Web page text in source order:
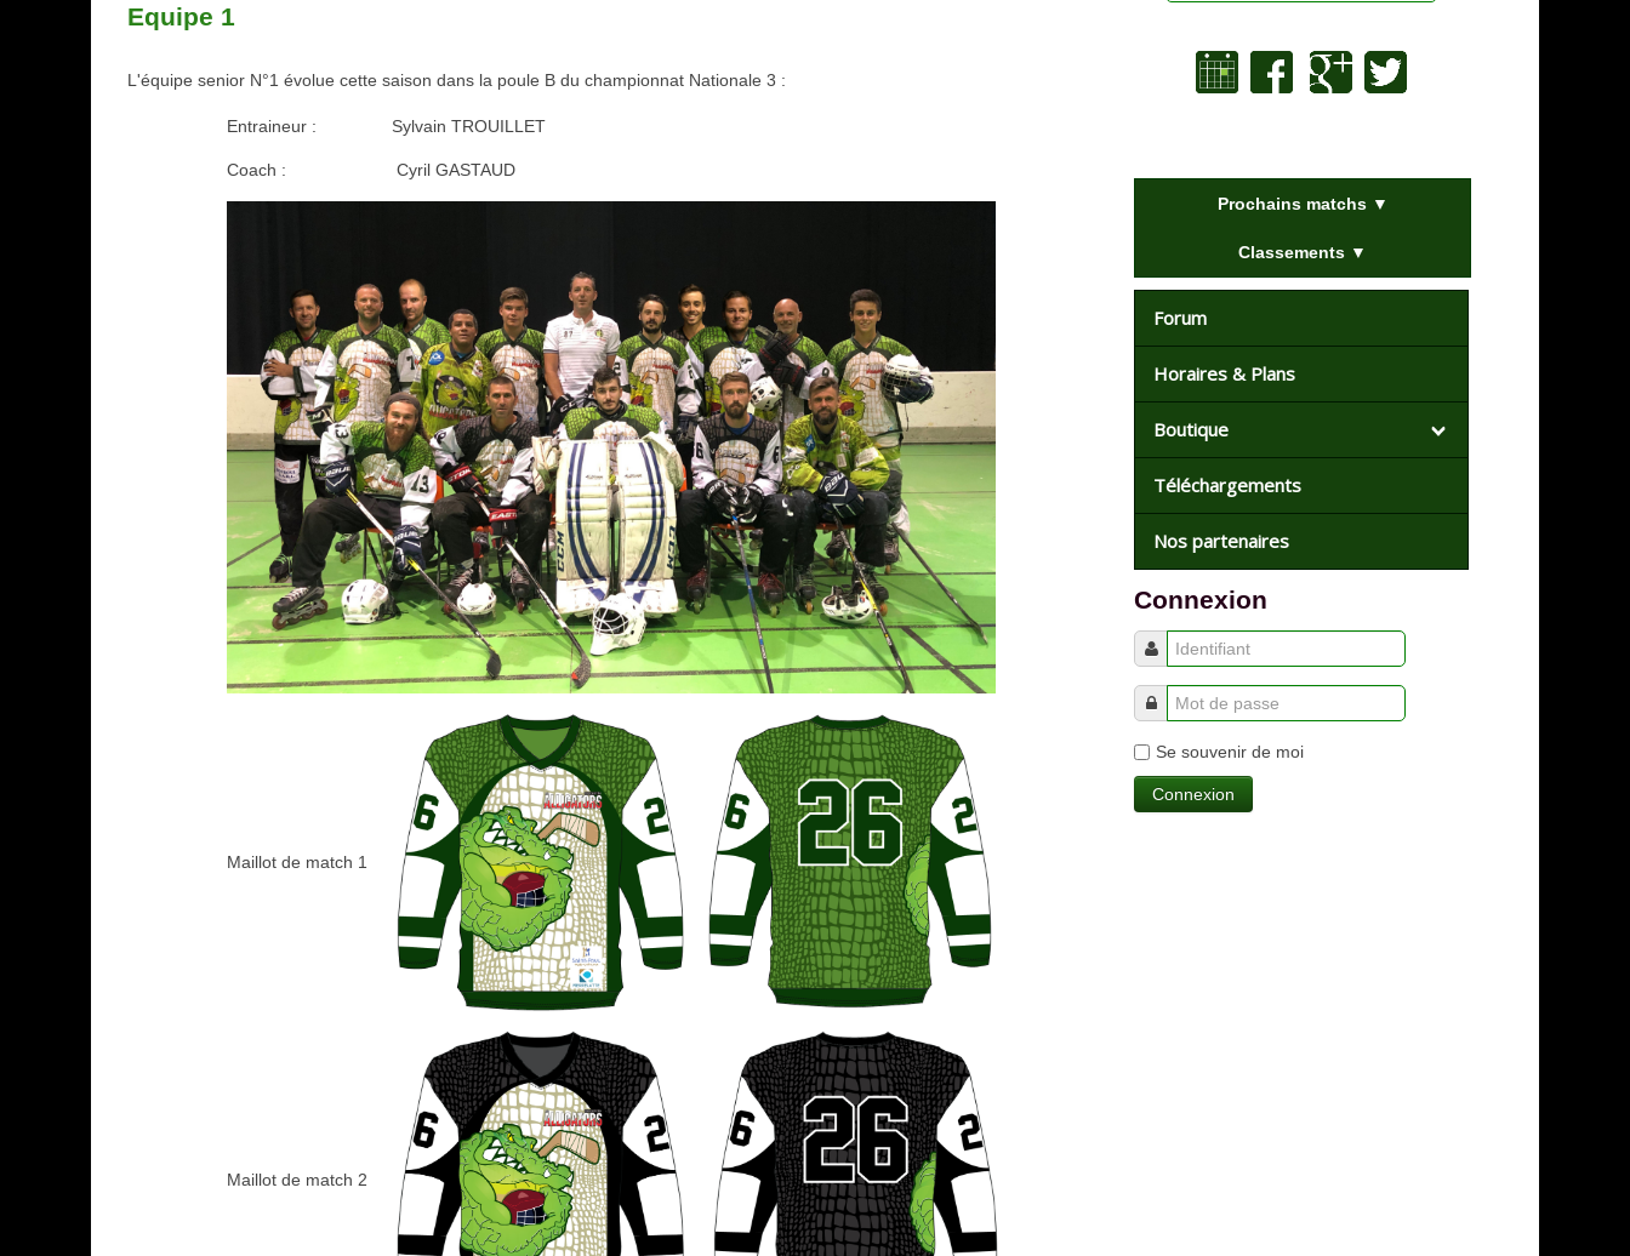
Equipe 1
L'équipe senior N°1 évolue cette saison dans la poule B du championnat Nationale 3 :
Entraineur : Sylvain TROUILLET
Coach : Cyril GASTAUD
Maillot de match 1
Maillot de match 2
Prochains matchs ▼
Classements ▼
Forum
Horaires & Plans
Boutique
Téléchargements
Nos partenaires
Connexion
Se souvenir de moi